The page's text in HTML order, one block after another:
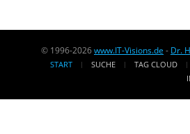
© 1996-2026www.IT-Visions.de - Dr.
START SUCHE TAG CLOUD